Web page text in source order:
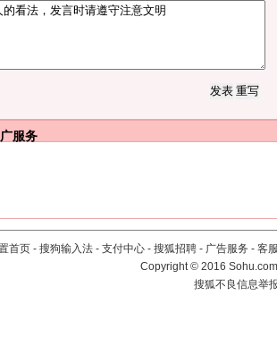
服务
首页 - 搜狗输入法 - 支付中心 - 搜狐招聘 - 广告服务 - 客
Copyright©2016
搜狐不良信息举